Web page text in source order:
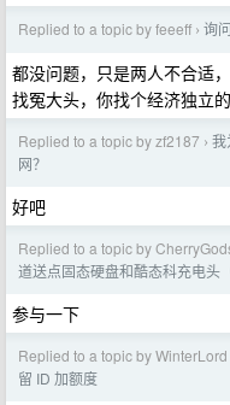
Replied to a topic by feeeff › 询
都没问题，只是两人不合适
找冤大头，你找个经济独立
Replied to a topic by zf2187 › 我
网？
好吧
Replied to a topic by
道送点固态硬盘和酷态科充电头
参与一下
Replied to a topic by WinterLord
留 ID 加额度